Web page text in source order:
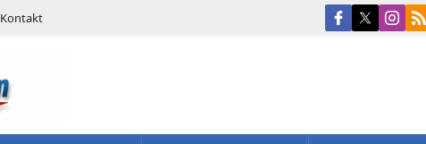
Kontakt